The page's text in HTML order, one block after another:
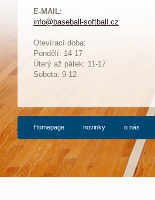
E-MAIL:
info@baseball-softball.cz
Otevírací doba:
Pondělí: 14-17
Úterý až pátek: 11-17
Sobota: 9-12
Homepage novinky o nás